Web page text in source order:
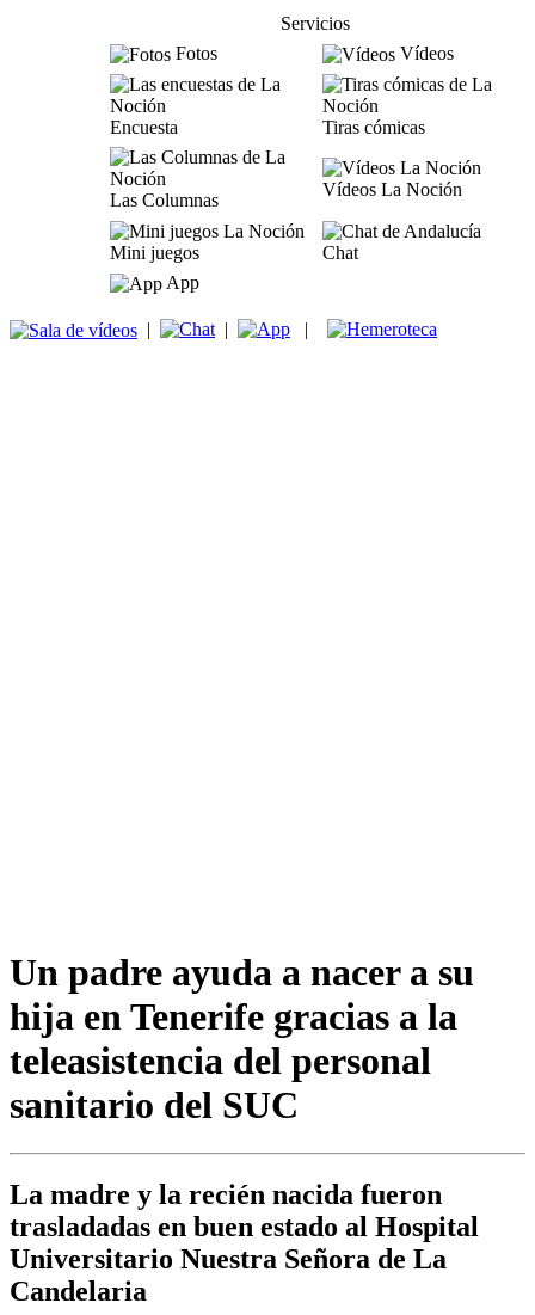
Servicios
Fotos
Vídeos
Encuesta Tiras cómicas
Las Columnas
Vídeos La Noción
Mini juegos
Chat
App
| | |
Un padre ayuda a nacer a su
hija en Tenerife gracias a la
teleasistencia del personal
sanitario del SUC
La madre y la recién nacida fueron
trasladadas en buen estado al Hospital
Universitario Nuestra Señora de La
Candelaria